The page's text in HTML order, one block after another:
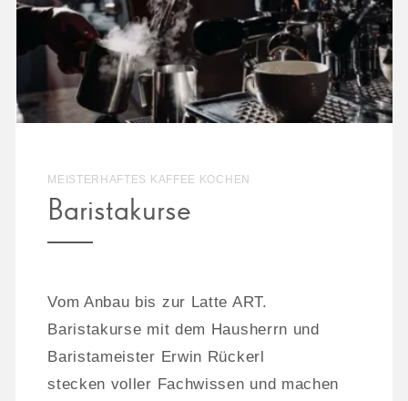
MEISTERHAFTES KAFFEE KOCHEN
Baristakurse
Vom Anbau bis zur Latte ART.
Baristakurse mit dem Hausherrn und
Baristameister Erwin Rückerl
stecken voller Fachwissen und machen